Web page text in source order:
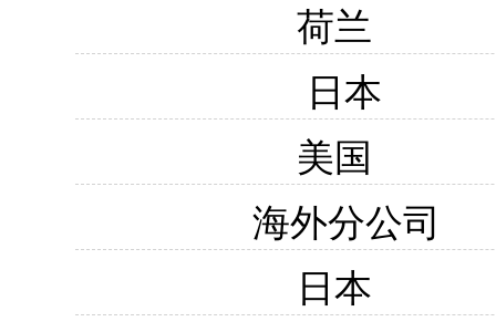
荷兰
日本
美国
海外分公司
日本